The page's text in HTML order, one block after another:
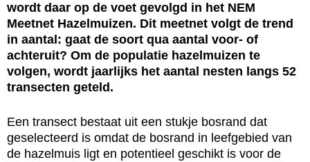
wordt daar op de voet gevolgd in het NEM
Meetnet Hazelmuizen. Dit meetnet volgt de trend
in aantal: gaat de soort qua aantal voor- of
achteruit? Om de populatie hazelmuizen te
volgen, wordt jaarlijks het aantal nesten langs 52
transecten geteld.
Een transect bestaat uit een stukje bosrand dat
geselecteerd is omdat de bosrand in leefgebied van
de hazelmuis ligt en potentieel geschikt is voor de